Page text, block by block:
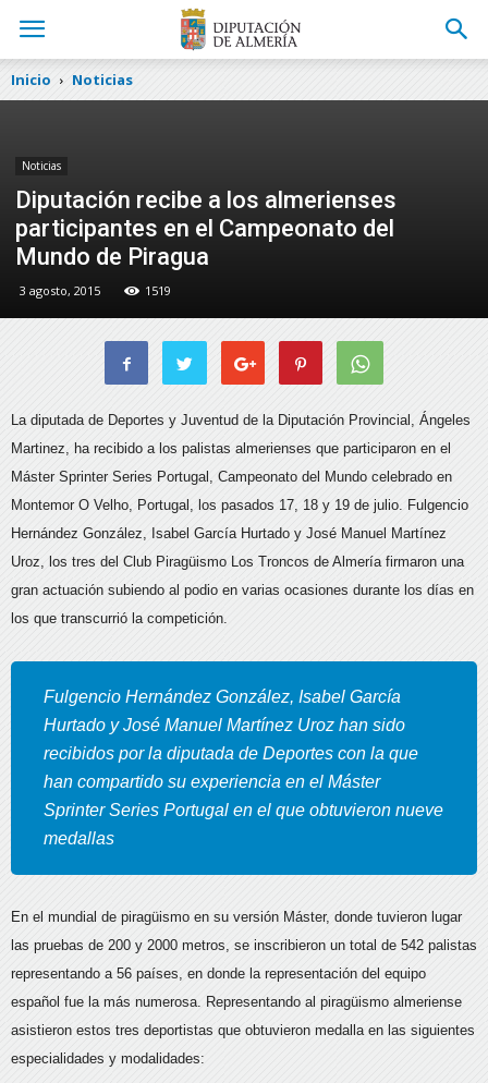
Inicio Noticias
Noticias
Diputación recibe a los almerienses
participantes en el Campeonato del
Mundo de Piragua
3 agosto, 2015 1519
La diputada de Deportes y Juventud de la Diputación Provincial, Ángeles
Martinez, ha recibido a los palistas almerienses que participaron en el
Máster Sprinter Series Portugal, Campeonato del Mundo celebrado en
Montemor O Velho, Portugal, los pasados 17, 18 y 19 de julio. Fulgencio
Hernández González, Isabel García Hurtado y José Manuel Martínez
Uroz, los tres del Club Piragüismo Los Troncos de Almería firmaron una
gran actuación subiendo al podio en varias ocasiones durante los días en
los que transcurrió la competición.
Fulgencio Hernández González, Isabel García
Hurtado y José Manuel Martínez Uroz han sido
recibidos por la diputada de Deportes con la que
han compartido su experiencia en el Máster
Sprinter Series Portugal en el que obtuvieron nueve
medallas
En el mundial de piragüismo en su versión Máster, donde tuvieron lugar
las pruebas de 200 y 2000 metros, se inscribieron un total de 542 palistas
representando a 56 países, en donde la representación del equipo
español fue la más numerosa. Representando al piragüismo almeriense
asistieron estos tres deportistas que obtuvieron medalla en las siguientes
especialidades y modalidades: